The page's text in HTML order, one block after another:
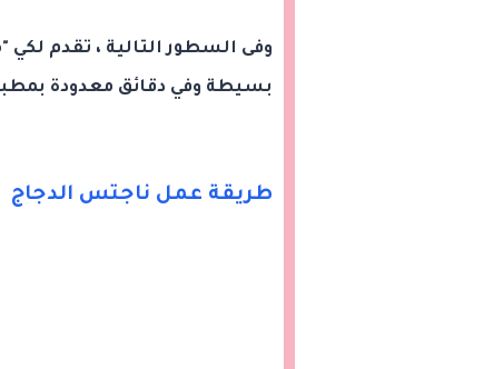
وفى السطور التالية ، تقدم
بسيطة وفي دقائق معدودة
طريقة عمل ناجتس الدجاج